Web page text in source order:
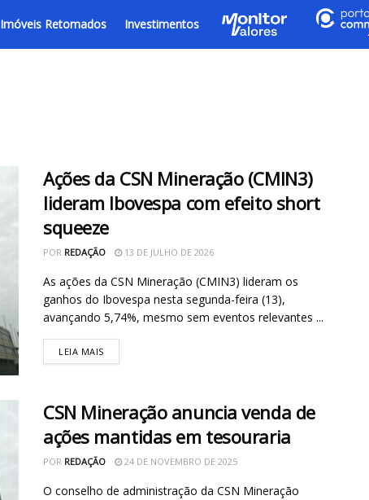
Imóveis Retomados Investimentos
Ações da CSN Mineração (CMIN3)
lideram Ibovespa com efeito short
squeeze
POR REDAÇÃO 13 DE JULHO DE 2026
As ações da CSN Mineração (CMIN3) lideram os
ganhos do Ibovespa nesta segunda-feira (13),
avançando 5,74%, mesmo sem eventos relevantes ...
LEIA MAIS
CSN Mineração anuncia venda de
ações mantidas em tesouraria
POR REDAÇÃO 24 DE NOVEMBRO DE 2025
O conselho de administração da CSN Mineração